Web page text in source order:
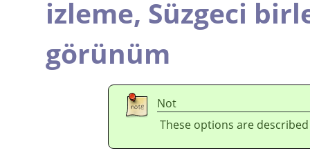
izleme, Süzgeci
görünüm
Not
These options are